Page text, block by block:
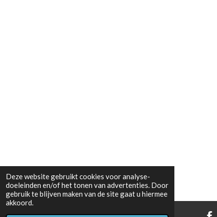
Deze website gebruikt cookies voor analyse-
doeleinden en/of het tonen van advertenties. Door
gebruik te blijven maken van de site gaat u hiermee
akkoord.